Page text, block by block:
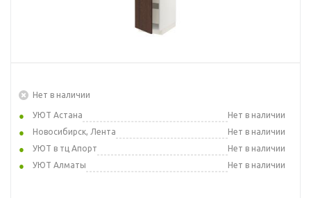
Нет в наличии
УЮТ Астана
Нет в наличии
Новосибирск, Лента
Нет в наличии
УЮТ в тц Апорт
Нет в наличии
УЮТ Алматы
Нет в наличии